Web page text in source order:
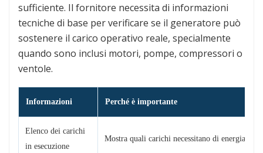
sufficiente. Il fornitore necessita di informazioni
tecniche di base per verificare se il generatore può
sostenere il carico operativo reale, specialmente
quando sono inclusi motori, pompe, compressori o
ventole.
Informazioni Perché è importante
Elenco dei carichi
in esecuzione
Mostra quali carichi necessitano di energia e